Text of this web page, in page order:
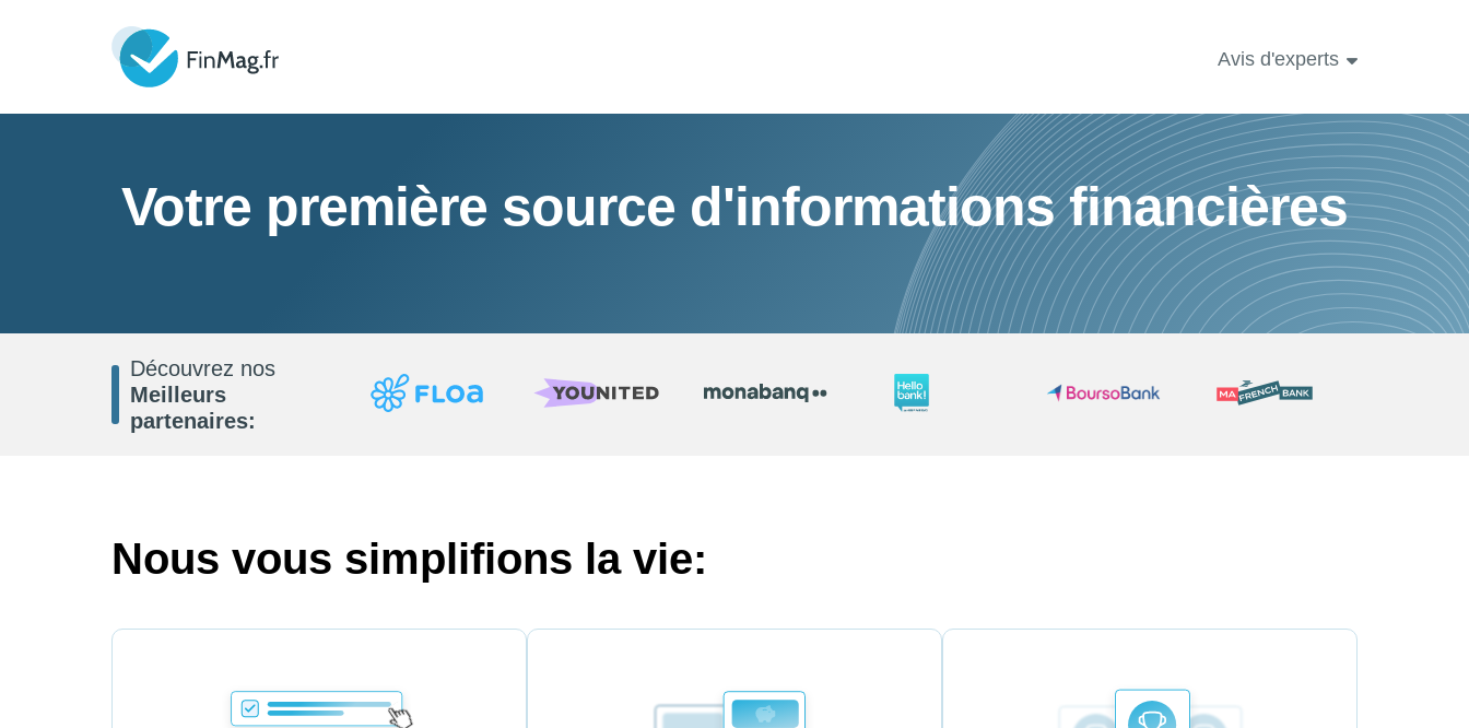
Avis d'experts
Votre première source d'informations financières
Découvrez nos
Meilleurs
partenaires:
Nous vous simplifions la vie: